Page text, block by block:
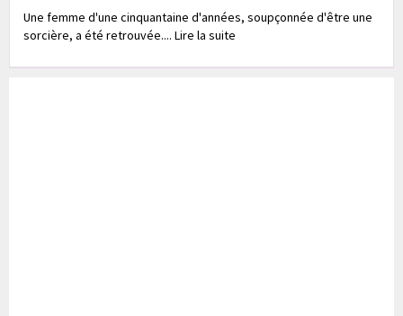
Une femme d'une cinquantaine d'années, soupçonnée d'être une
sorcière, a été retrouvée.... Lire la suite